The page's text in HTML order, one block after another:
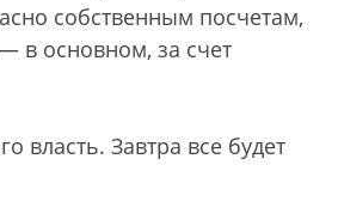
собственным посчетам,
в основном, за счет
власть. Завтра все будет